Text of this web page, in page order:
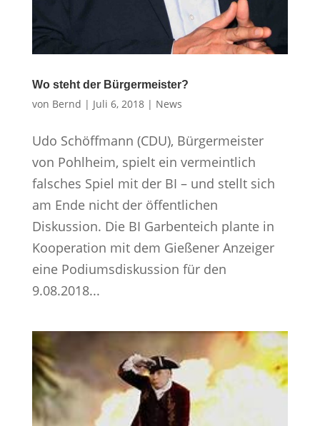
Wo steht der Bürgermeister?
von Bernd | Juli 6, 2018| News
Udo Schöffmann (CDU), Bürgermeister
von Pohlheim, spielt ein vermeintlich
falsches Spiel mit der BI – und stellt sich
am Ende nicht der öffentlichen
Diskussion. Die BI Garbenteich plante in
Kooperation mit dem Gießener Anzeiger
eine Podiumsdiskussion für den
9.08.2018...